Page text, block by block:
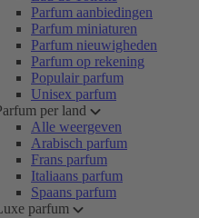
Parfum aanbiedingen
Parfum miniaturen
Parfum nieuwigheden
Parfum op rekening
Populair parfum
Unisex parfum
per land
Alle weergeven
Arabisch parfum
Frans parfum
Italiaans parfum
Spaans parfum
parfum